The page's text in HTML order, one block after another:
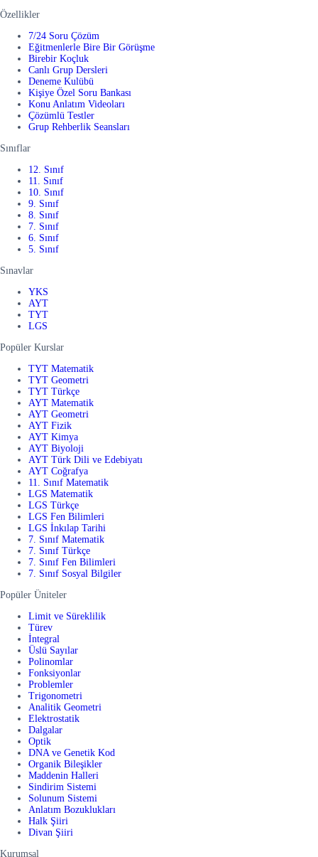
Özellikler
7/24 Soru Çözüm
Eğitmenlerle Bire Bir Görüşme
Birebir Koçluk
Canlı Grup Dersleri
Deneme Kulübü
Kişiye Özel Soru Bankası
Konu Anlatım Videoları
Çözümlü Testler
Grup Rehberlik Seansları
Sınıflar
12. Sınıf
11. Sınıf
10. Sınıf
9. Sınıf
8. Sınıf
7. Sınıf
6. Sınıf
5. Sınıf
Sınavlar
YKS
AYT
TYT
LGS
Popüler Kurslar
TYT Matematik
TYT Geometri
TYT Türkçe
AYT Matematik
AYT Geometri
AYT Fizik
AYT Kimya
AYT Biyoloji
AYT Türk Dili ve Edebiyatı
AYT Coğrafya
11. Sınıf Matematik
LGS Matematik
LGS Türkçe
LGS Fen Bilimleri
LGS İnkılap Tarihi
7. Sınıf Matematik
7. Sınıf Türkçe
7. Sınıf Fen Bilimleri
7. Sınıf Sosyal Bilgiler
Popüler Üniteler
Limit ve Süreklilik
Türev
İntegral
Üslü Sayılar
Polinomlar
Fonksiyonlar
Problemler
Trigonometri
Analitik Geometri
Elektrostatik
Dalgalar
Optik
DNA ve Genetik Kod
Organik Bileşikler
Maddenin Halleri
Sindirim Sistemi
Solunum Sistemi
Anlatım Bozuklukları
Halk Şiiri
Divan Şiiri
Kurumsal